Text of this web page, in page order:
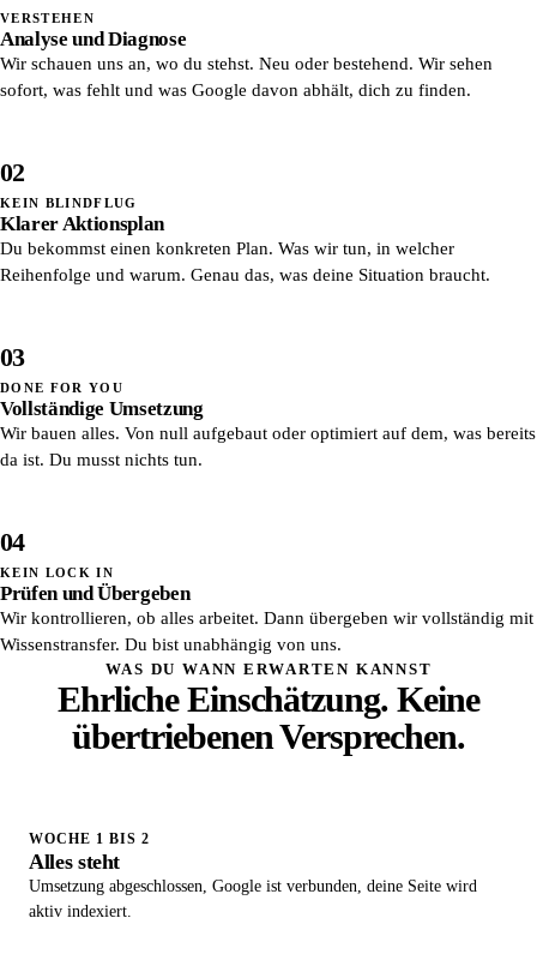
VERSTEHEN
Analyse und Diagnose
Wir schauen uns an, wo du stehst. Neu oder bestehend. Wir sehen
sofort, was fehlt und was Google davon abhält, dich zu finden.
02
KEIN BLINDFLUG
Klarer Aktionsplan
Du bekommst einen konkreten Plan. Was wir tun, in welcher
Reihenfolge und warum. Genau das, was deine Situation braucht.
03
DONE FOR YOU
Vollständige Umsetzung
Wir bauen alles. Von null aufgebaut oder optimiert auf dem, was bereits
da ist. Du musst nichts tun.
04
KEIN LOCK IN
Prüfen und Übergeben
Wir kontrollieren, ob alles arbeitet. Dann übergeben wir vollständig mit
Wissenstransfer. Du bist unabhängig von uns.
WAS DU WANN ERWARTEN KANNST
Ehrliche Einschätzung. Keine
übertriebenen Versprechen.
WOCHE 1 BIS 2
Alles steht
Umsetzung abgeschlossen, Google ist verbunden, deine Seite wird
aktiv indexiert.